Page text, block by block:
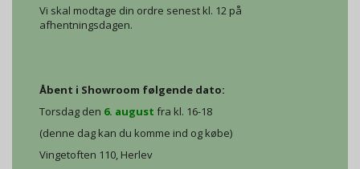
Vi skal modtage din ordre senest kl. 12 på
afhentningsdagen.
Åbent i Showroom følgende dato:
Torsdag den 6. august fra kl. 16-18
(denne dag kan du komme ind og købe)
Vingetoften 110, Herlev